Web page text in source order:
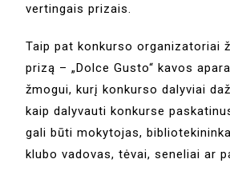
vertingais prizais.
Taip pat konkurso organizatoriai
prizą – „Dolce Gusto“ kavos
žmogui, kurį konkurso dalyviai
kaip dalyvauti konkurse
gali būti mokytojas,
klubo vadovas, tėvai, seneliai ar